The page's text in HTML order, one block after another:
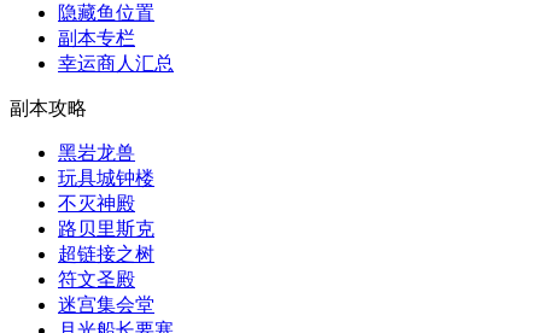
隐藏鱼位置
副本专栏
幸运商人汇总
副本攻略
黑岩龙兽
玩具城钟楼
不灭神殿
路贝里斯克
超链接之树
符文圣殿
迷宫集会堂